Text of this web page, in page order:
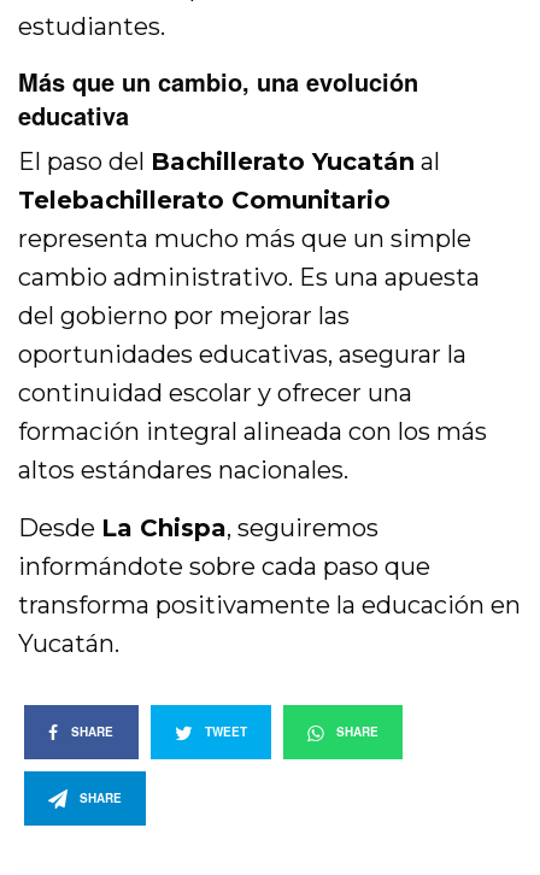
estudiantes.
Más que un cambio, una evolución
educativa
El paso del Bachillerato Yucatán al
Telebachillerato Comunitario
representa mucho más que un simple
cambio administrativo. Es una apuesta
del gobierno por mejorar las
oportunidades educativas, asegurar la
continuidad escolar y ofrecer una
formación integral alineada con los más
altos estándares nacionales.
Desde La Chispa, seguiremos
informándote sobre cada paso que
transforma positivamente la educación en
Yucatán.
SHARE TWEET SHARE
SHARE